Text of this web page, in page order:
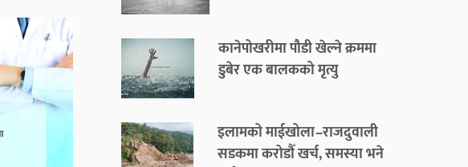
कानेपोखरीमा पौडी खेल्ने क्रममा
डुबेर एक बालकको मृत्यु
इलामको माईखोला–राजदुवाली
सडकमा करोडौँ खर्च, समस्या भने